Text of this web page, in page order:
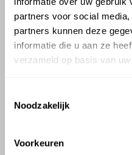
partners voor social
partners kunnen deze
informatie die u aan ze
verzameld op basis van
Noodzakelijk
Voorkeuren